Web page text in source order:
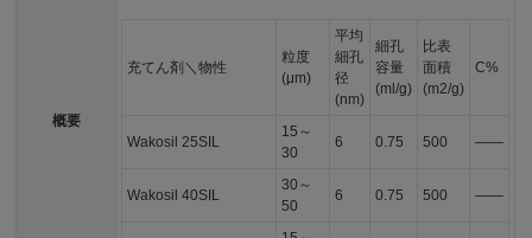
概要
充てん剤＼物性
粒度
(μm)
平均
細孔
径
(nm)
細孔
容量
(ml/g)
比表
面積
(m2/g)
C%
Wakosil 25SIL
15～
30
6 0.75 500 ――
Wakosil 40SIL
30～
50
6 0.75 500 ――